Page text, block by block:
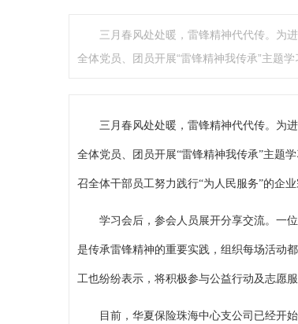
三月春风处处暖，雷锋精神代代传。为
全体党员、团员开展“雷锋精神我传承”主题
三月春风处处暖，雷锋精神代代传。为
全体党员、团员开展“雷锋精神我传承”主题
召全体干部员工努力践行“为人民服务”的企
学习会后，参会人员展开分享交流。一
是传承雷锋精神的重要实践，组织每场活动
工也纷纷表示，将积极参与公益行动及志愿
目前，华夏保险珠海中心支公司已经开